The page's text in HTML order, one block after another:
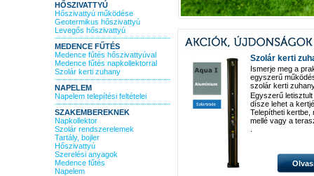
HŐSZIVATTYÚ
Hőszivattyú működése
Geotermikus hőszivattyú
Levegős hőszivattyú
MEDENCE FŰTÉS
Medence fűtés hőszivattyúval
Medence fűtés napkollektorral
Szolár kerti zuhany
NAPELEM
Napelem telepítési feltételei
SZAKEMBEREKNEK
Napkollektor
Szolár rendszerelemek
Tartály, bojler
Hőszivattyú
Szerelési anyagok
Medence fűtés
Napelem
Szolár kerti
Ismerje meg a
egyszerű
szolár kerti
Egyszerű
dísze lehet a
Telepítheti kertbe,
mellé vagy a